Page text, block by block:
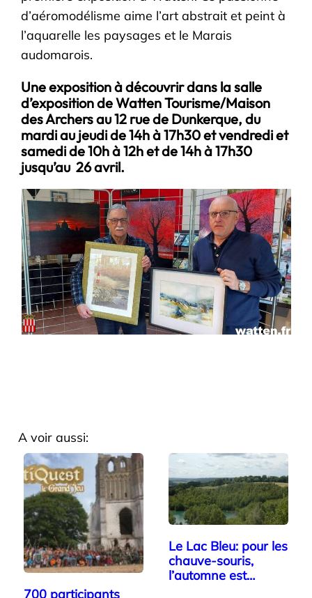
d’aéromodélisme aime l’art abstrait et peint à
l’aquarelle les paysages et le Marais
audomarois.
Une exposition à découvrir dans la salle
d’exposition de Watten Tourisme/Maison
des Archers au 12 rue de Dunkerque, du
mardi au jeudi de 14h à 17h30 et vendredi et
samedi de 10h à 12h et de 14h à 17h30
jusqu’au 26 avril.
A voir aussi:
700 participants
Le Lac Bleu: pour les
chauve-souris,
l’automne est…